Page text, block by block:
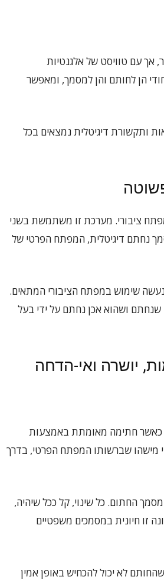
אך עם טוויסט של אלגנטיות
הן לחותם והן למסמך, ומאפשר
ותקשורת דיגיטלית נמצאים בכל
ציבורי. מערכת זו משתמשת בשני
נחתם דיגיטלית, המפתח הפרטי של
שימוש במפתח הציבורי המתאים.
ושהוא אכן נחתם על ידי בעל
יושרה ואי-הדחה
כאשר חתימה מאומתת באמצעות
מישהו שברשותו המפתח הפרטי, בדרך
החתום. כל שינוי, קל ככל שיהיה,
זו חיונית במסמכים משפטיים
לא יכול להכחיש באופן אמין